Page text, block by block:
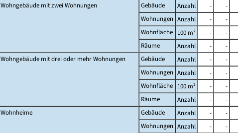
Wohngebäude mit zwei Wohnungen
Gebäude Anzahl - -
Wohnungen Anzahl - -
Wohnfläche 100 m² - -
Räume
Anzahl - -
Wohngebäude mit drei oder mehr Wohnungen
Gebäude Anzahl - -
Wohnungen Anzahl - -
Wohnfläche 100 m² - -
Räume
Anzahl - -
Wohnheime
Gebäude Anzahl - -
Wohnungen Anzahl - -